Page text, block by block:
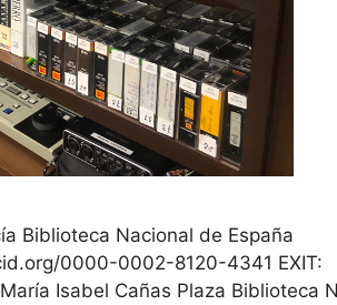
Biblioteca Nacional de España
0000-0002-8120-4341 EXIT:
Isabel Cañas Plaza Biblioteca